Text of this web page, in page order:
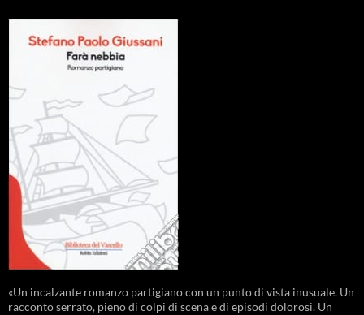
«Un incalzante romanzo partigiano con un punto di vista inusuale. Un
racconto serrato, pieno di colpi di scena e di episodi dolorosi. Un